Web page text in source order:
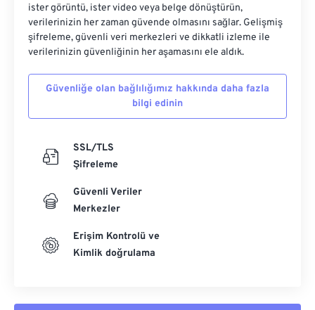
ister görüntü, ister video veya belge dönüştürün,
verilerinizin her zaman güvende olmasını sağlar. Gelişmiş
şifreleme, güvenli veri merkezleri ve dikkatli izleme ile
verilerinizin güvenliğinin her aşamasını ele aldık.
Güvenliğe olan bağlılığımız hakkında daha fazla
bilgi edinin
SSL/TLS
Şifreleme
Güvenli Veriler
Merkezler
Erişim Kontrolü ve
Kimlik doğrulama